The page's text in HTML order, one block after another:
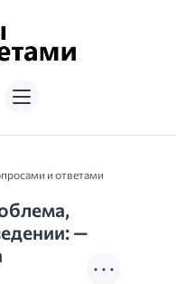
и ответами
—